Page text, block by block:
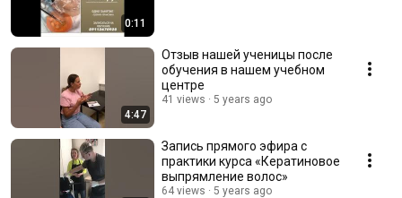
0:11
4:47
Отзыв нашей ученицы после
обучения в нашем учебном
центре
41 views 5 years ago
Запись прямого эфира с
практики курса «Кератиновое
выпрямление волос»
64 views 5 years ago